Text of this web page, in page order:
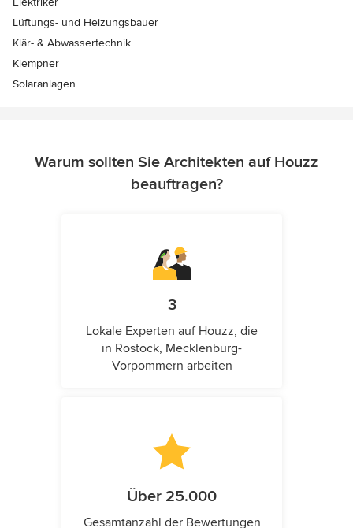
Lüftungs- und Heizungsbauer
Klär- & Abwassertechnik
Klempner
Solaranlagen
Warum sollten Sie Architekten auf Houzz
beauftragen?
3
Lokale Experten auf Houzz, die
in Rostock, Mecklenburg-
Vorpommern arbeiten
Über 25.000
Gesamtanzahl der Bewertungen